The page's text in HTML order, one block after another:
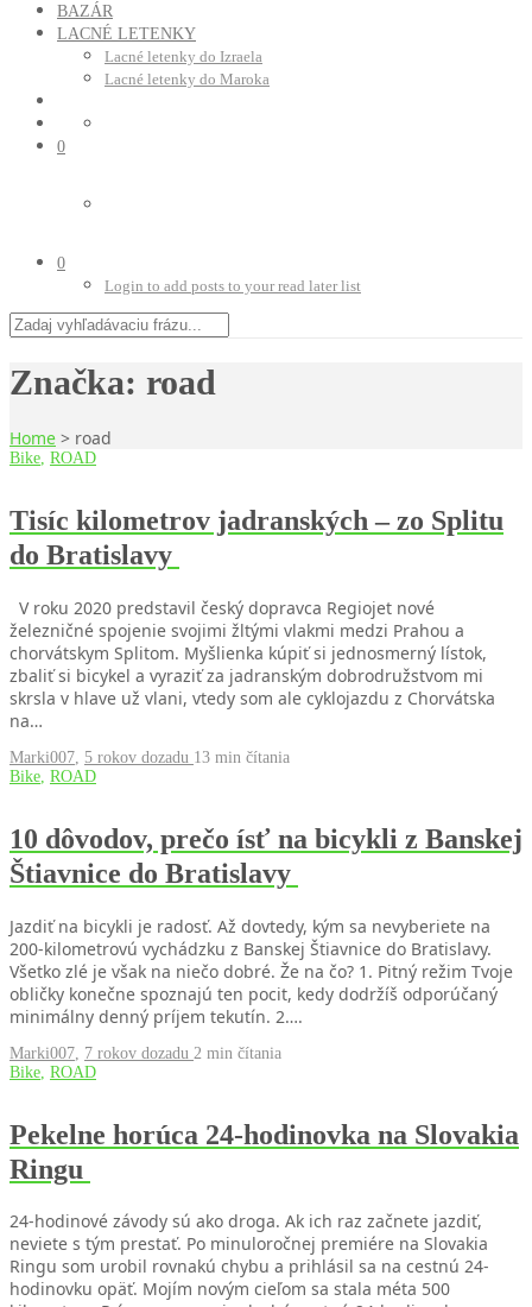
BAZÁR
LACNÉ LETENKY
Lacné letenky do Izraela
Lacné letenky do Maroka
0
0
Login to add posts to your read later list
Značka: road
Home > road
Bike ROAD
Tisíc kilometrov jadranských – zo Splitu
do Bratislavy
V roku 2020 predstavil český dopravca Regiojet nové
železničné spojenie svojimi žltými vlakmi medzi Prahou a
chorvátskym Splitom. Myšlienka kúpiť si jednosmerný lístok,
zbaliť si bicykel a vyraziť za jadranským dobrodružstvom mi
skrsla v hlave už vlani, vtedy som ale cyklojazdu z Chorvátska
na…
Marki007 5 rokov dozadu 13 min čítania
Bike ROAD
10 dôvodov, prečo ísť na bicykli z Banskej
Štiavnice do Bratislavy
Jazdiť na bicykli je radosť. Až dovtedy, kým sa nevyberiete na
200-kilometrovú vychádzku z Banskej Štiavnice do Bratislavy.
Všetko zlé je však na niečo dobré. Že na čo? 1. Pitný režim Tvoje
obličky konečne spoznajú ten pocit, kedy dodržíš odporúčaný
minimálny denný príjem tekutín. 2….
Marki007 7 rokov dozadu 2 min čítania
Bike ROAD
Pekelne horúca 24-hodinovka na Slovakia
Ringu
24-hodinové závody sú ako droga. Ak ich raz začnete jazdiť,
neviete s tým prestať. Po minuloročnej premiére na Slovakia
Ringu som urobil rovnakú chybu a prihlásil sa na cestnú 24-
hodinovku opäť. Mojím novým cieľom sa stala méta 500